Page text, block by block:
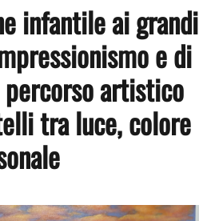
infantile ai grandi
e di
artistico
tra luce, colore